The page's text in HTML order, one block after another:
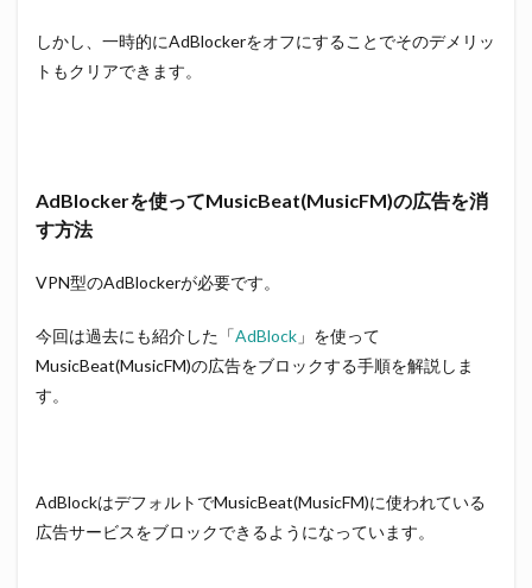
しかし、一時的にAdBlockerをオフにすることでそのデメリッ
トもクリアできます。
AdBlockerを使ってMusicBeat(MusicFM)の広告を消
す方法
VPN型のAdBlockerが必要です。
今回は過去にも紹介した「AdBlock 」を使って
MusicBeat(MusicFM)の広告をブロックする手順を解説しま
す。
AdBlockはデフォルトでMusicBeat(MusicFM)に使われている
広告サービスをブロックできるようになっています。